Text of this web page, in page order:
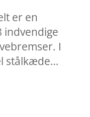
er en
indvendige
I
stålkæde…